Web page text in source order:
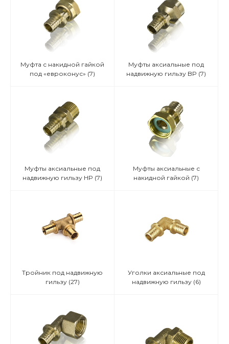
Муфта с накидной гайкой
под «евроконус» (7)
Муфты аксиальные под
надвижную гильзу BP (7)
Муфты аксиальные под
надвижную гильзу HP (7)
Муфты аксиальные с
накидной гайкой (7)
Тройник под надвижную
гильзу (27)
Уголки аксиальные под
надвижную гильзу (6)